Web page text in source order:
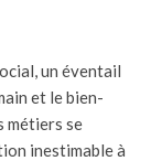
un éventail
et le bien-
métiers se
inestimable à